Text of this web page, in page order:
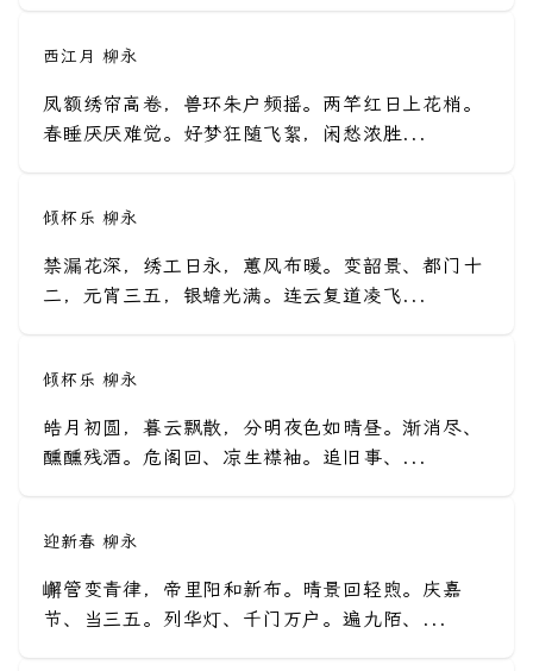
西江月 柳永
凤额绣帘高卷，兽环朱户频摇。两竿红日上花梢。
春睡厌厌难觉。好梦狂随飞絮，闲愁浓胜...
倾杯乐 柳永
禁漏花深，绣工日永，蕙风布暖。变韶景、都门十
二，元宵三五，银蟾光满。连云复道凌飞...
倾杯乐 柳永
皓月初圆，暮云飘散，分明夜色如晴昼。渐消尽、
醺醺残酒。危阁回、凉生襟袖。追旧事、...
迎新春 柳永
嶰管变青律，帝里阳和新布。晴景回轻煦。庆嘉
节、当三五。列华灯、千门万户。遍九陌、...